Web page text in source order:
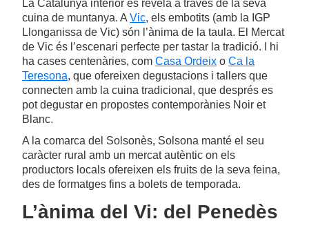
La Catalunya interior es revela a través de la seva
cuina de muntanya. A Vic, els embotits (amb la IGP
Llonganissa de Vic) són l’ànima de la taula. El Mercat
de Vic és l’escenari perfecte per tastar la tradició. I hi
ha cases centenàries, com Casa Ordeix o Ca la
Teresona, que ofereixen degustacions i tallers que
connecten amb la cuina tradicional, que després es
pot degustar en propostes contemporànies Noir et
Blanc.
A la comarca del Solsonès, Solsona manté el seu
caràcter rural amb un mercat autèntic on els
productors locals ofereixen els fruits de la seva feina,
des de formatges fins a bolets de temporada.
L’ànima del Vi: del Penedès